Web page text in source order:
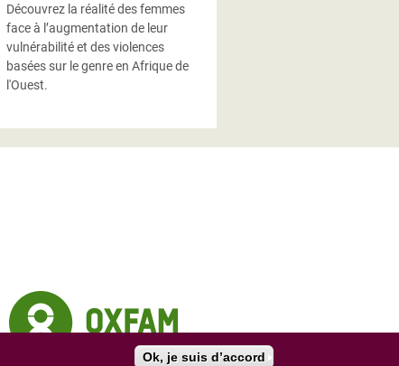
Découvrez la réalité des femmes
face à l’augmentation de leur
vulnérabilité et des violences
basées sur le genre en Afrique de
l'Ouest.
Ok, je suis d’accord